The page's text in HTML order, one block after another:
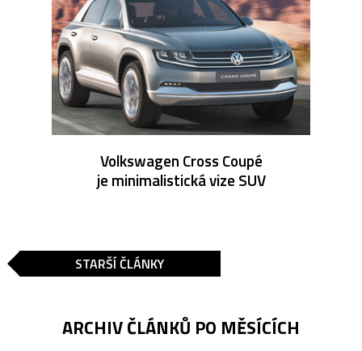
Volkswagen Cross Coupé
je minimalistická vize SUV
STARŠÍ ČLÁNKY
ARCHIV ČLÁNKŮ PO MĚSÍCÍCH